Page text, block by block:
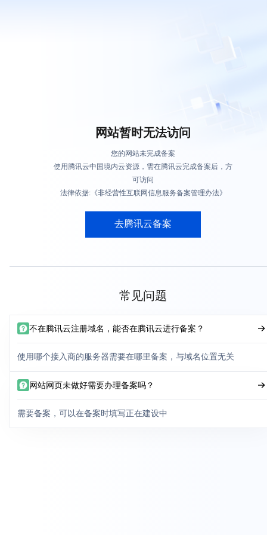
网站暂时无法访问
您的网站未完成备案
使用腾讯云中国境内云资源，需在腾讯云完成备案后，方
可访问
法律依据:《非经营性互联网信息服务备案管理办法》
去腾讯云备案
常见问题
不在腾讯云注册域名，能否在腾讯云进行备案？
使用哪个接入商的服务器需要在哪里备案，与域名位置无关
网站网页未做好需要办理备案吗？
需要备案，可以在备案时填写正在建设中